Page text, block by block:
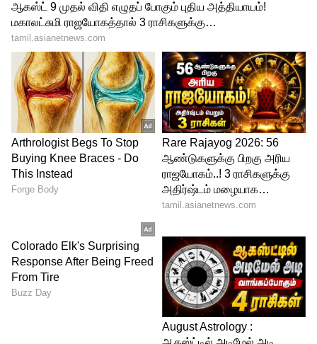
கையில் பலத்த காயம் ஏற்பட்டது.
இருவரையும் சரமாரியாக வெட்டிய கும்பல்
சிறிது நேரத்தில் அங்கிருந்து தப்பி ஓடினர்.
சம்பவம் இடத்தில் இருந்த பொதுமக்கள்
இருவரையும் மீட்டு அரசு மருத்துவமனைக்கு
அனுப்பி வைத்தனர். அங்கு இருவருக்கும்
தீவிர சிகிச்சை அளிக்கப்பட்டு வருகிறது.
குறிப்பாக பலத்த காயமடைந்த புலவர்
கணேசன் மருத்துவர்களின் தொடர்
கண்காணிப்பில் இருந்து வருகிறார்.
பாட முடியாமல் கதறி அழுத S ஜானகி.!
பாதியிலே ரெக்கார்டிங்கை நிறுத்திய
இளையராஜா.! ஜானகியை அழ வைத்த
வரிகள்.! எந்த பாட்டு தெரியுமா?